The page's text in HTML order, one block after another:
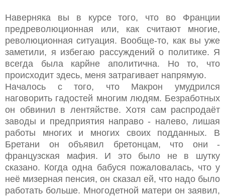
Наверняка вы в курсе того, что во Франции
предреволюционная или, как считают многие,
революционная ситуация. Вообще-то, как вы уже
заметили, я избегаю рассуждений о политике. Я
всегда была карйне аполитична. Но то, что
происходит здесь, меня затрагивает напрямую.
Началось с того, что Макрон умудрился
наговорить гадостей многим людям. Безработных
он обвинил в лентяйстве. Хотя сам распродаёт
заводы и предприятия направо - налево, лишая
работы многих и многих своих подданных. В
Бретани он объявил бретонцам, что они -
французская мафия. И это было не в шутку
сказано. Когда одна бабуся пожаловалась, что у
неё мизерная пенсия, он сказал ей, что надо было
работать больше. Многодетной матери он заявил,